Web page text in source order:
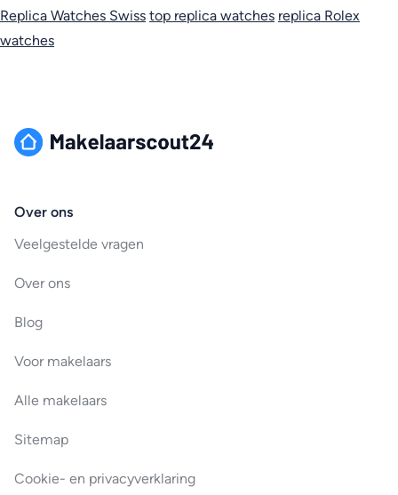
Replica Watches Swiss top replica watches replica Rolex
watches
Over ons
Veelgestelde vragen
Over ons
Blog
Voor makelaars
Alle makelaars
Sitemap
Cookie- en privacyverklaring